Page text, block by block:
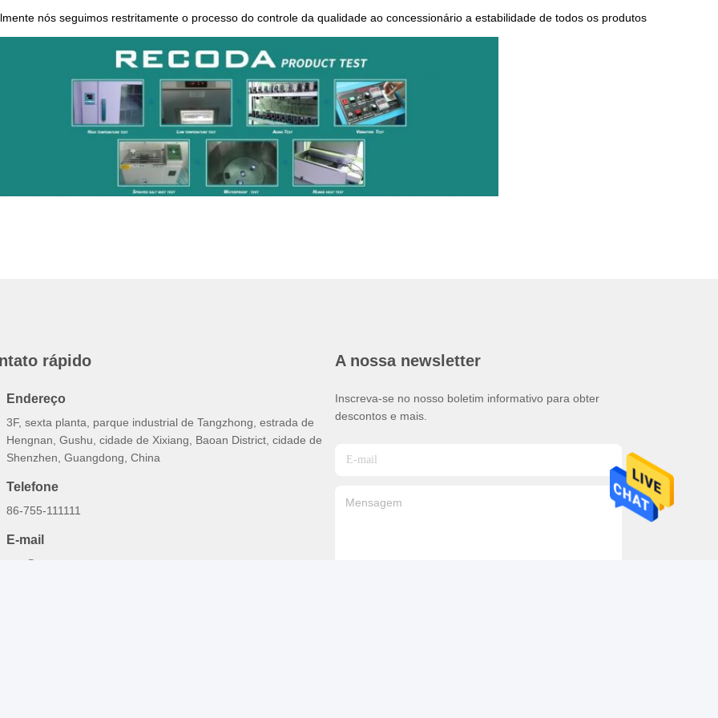
nós seguimos restritamente o processo do controle da qualidade ao concessionário a estabilidade de todos os produtos
rápido
Endereço
3F, sexta planta, parque industrial de Tangzhong, estrada de
Hengnan, Gushu, cidade de Xixiang, Baoan District, cidade de
Shenzhen, Guangdong, China
Telefone
86-755-111111
E-mail
test@maoyt.com
A nossa newsletter
Inscreva-se no nosso boletim informativo para obter
descontos e mais.